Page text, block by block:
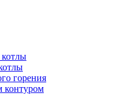
котлы
горения
контуром